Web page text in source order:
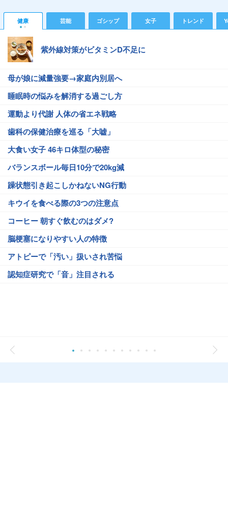
健康 芸能 ゴシップ 女子 トレンド
紫外線対策がビタミンD不足に
母が娘に減量強要→家庭内別居へ
睡眠時の悩みを解消する過ごし方
運動より代謝 人体の省エネ戦略
歯科の保健治療を巡る「大嘘」
大食い女子 46キロ体型の秘密
バランスボール毎日10分で20kg減
躁状態引き起こしかねないNG行動
キウイを食べる際の3つの注意点
コーヒー 朝すぐ飲むのはダメ?
脳梗塞になりやすい人の特徴
アトピーで「汚い」扱いされ苦悩
認知症研究で「音」注目される